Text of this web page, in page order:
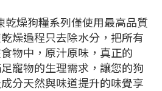
燥狗糧系列僅使用最高品質
燥過程只去除水分，把所有
物中，原汁原味，真正的
寵物的生理需求，讓您的狗
分天然與味道提升的味覺享